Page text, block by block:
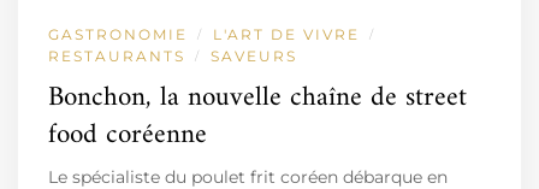
GASTRONOMIE / L'ART DE VIVRE /
RESTAURANTS / SAVEURS
Bonchon, la nouvelle chaîne de street
food coréenne
Le spécialiste du poulet frit coréen débarque en